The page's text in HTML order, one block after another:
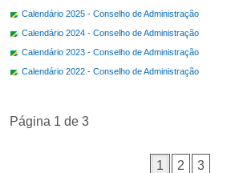
Calendário 2025 - Conselho de Administração
Calendário 2024 - Conselho de Administração
Calendário 2023 - Conselho de Administração
Calendário 2022 - Conselho de Administração
Página 1 de 3
1 2
3